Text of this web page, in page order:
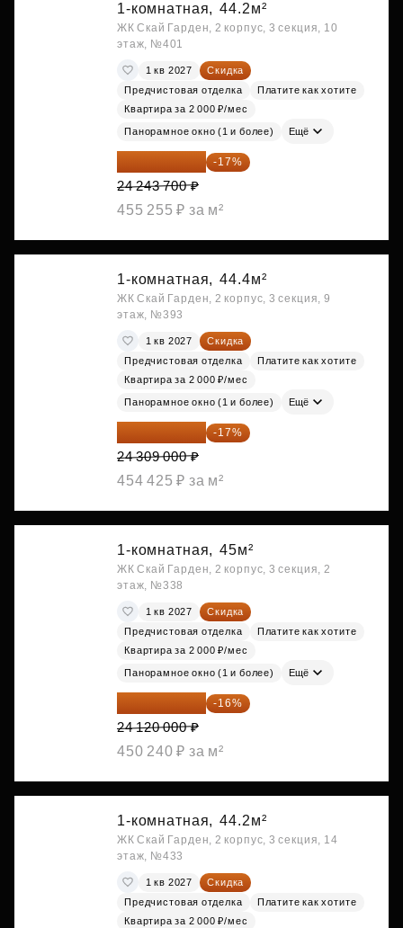
1-комнатная, 44.2м²
ЖК Скай Гарден, 2 корпус, 3 секция, 10
этаж, №401
1 кв 2027
Скидка
Предчистовая отделка
Платите как хотите
Квартира за 2 000 ₽/мес
Панорамное окно (1 и более) Ещё
20 122 271 ₽ -17%
24 243 700 ₽
455 255 ₽ за м²
1-комнатная, 44.4м²
ЖК Скай Гарден, 2 корпус, 3 секция, 9
этаж, №393
1 кв 2027
Скидка
Предчистовая отделка
Платите как хотите
Квартира за 2 000 ₽/мес
Панорамное окно (1 и более) Ещё
20 176 470 ₽ -17%
24 309 000 ₽
454 425 ₽ за м²
1-комнатная, 45м²
ЖК Скай Гарден, 2 корпус, 3 секция, 2
этаж, №338
1 кв 2027
Скидка
Предчистовая отделка
Платите как хотите
Квартира за 2 000 ₽/мес
Панорамное окно (1 и более) Ещё
20 260 800 ₽ -16%
24 120 000 ₽
450 240 ₽ за м²
1-комнатная, 44.2м²
ЖК Скай Гарден, 2 корпус, 3 секция, 14
этаж, №433
1 кв 2027
Скидка
Предчистовая отделка
Платите как хотите
Квартира за 2 000 ₽/мес